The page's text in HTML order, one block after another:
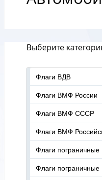
Выберите
Флаги ВДВ
Флаги ВМФ России
Флаги ВМФ СССР
Флаги ВМФ
Флаги пограничные
Флаги